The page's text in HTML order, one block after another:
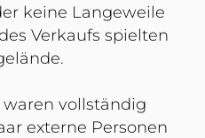
keine Langeweile
Verkaufs spielten
waren vollständig
externe Personen